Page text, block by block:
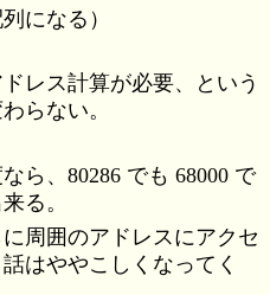
になる）
レス計算が必要、という
らない。
ら、80286 でも 68000 で
る。
周囲のアドレスにアクセ
はややこしくなってく